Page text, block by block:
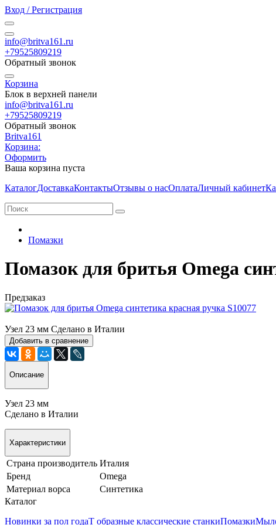
Вход / Регистрация
info@britva161.ru
+79525809219
Обратный звонок
Корзина
Блок в верхней панели
info@britva161.ru
+79525809219
Обратный звонок
Britva161
Корзина:
Оформить
Ваша корзина пуста
КаталогДоставкаКонтактыОтзывы о насОплатаЛичный кабинет
Помазки
Помазок для бритья Omega
Предзаказ
Узел 23 мм Сделано в Италии
Добавить в сравнение
Описание
Узел 23 мм
Сделано в Италии
Характеристики
Страна производитель Италия
Бренд
Omega
Материал ворса
Синтетика
Каталог
Новинки за пол годаТ образные классические станкиПомазки